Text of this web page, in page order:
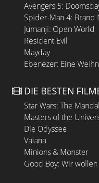
Avengers 5:
Spider-Man 4: Brand
Jumanji: Open World
Resident Evil
Mayday
Ebenezer: Eine
DIE BESTEN
Star Wars: The
Masters of the
Die Odyssee
Vaiana
Minions & Monster
Good Boy: Wir